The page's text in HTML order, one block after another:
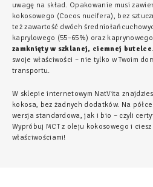
uwagę na skład. Opakowanie musi
kokosowego (Cocos nucifera), bez
też zawartość dwóch
kaprylowego (55–65%) oraz
zamknięty w szklanej, ciemnej butelce
swoje właściwości – nie tylko w Twoim
transportu.
W sklepie internetowym NatVita
kokosa, bez żadnych dodatków. Na
wersja standardowa, jak i bio – czyli
Wypróbuj MCT z oleju kokosowego i
właściwościami!